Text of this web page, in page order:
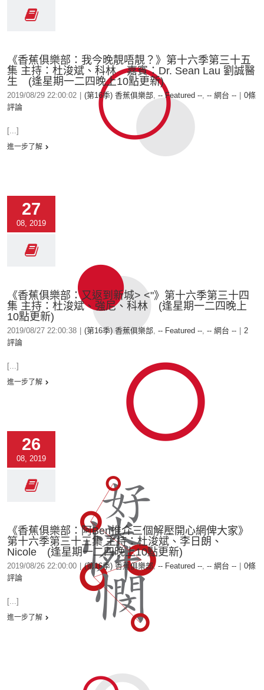
《香蕉俱樂部：我今晚靚唔靚？》第十六季第三十五
集 主持：杜浚斌、科林 嘉賓：Dr. Sean Lau 劉誠醫
生 (逢星期一二四晚上10點更新)
2019/08/29 22:00:02 (第16季) 香蕉俱樂部, -- Featured --, -- 網台 --
0條
評論
[...]
進一步了解
27
08, 2019
《香蕉俱樂部：又返到新城> <"》第十六季第三十四
集 主持：杜浚斌、強尼、科林 (逢星期一二四晚上
10點更新)
2019/08/27 22:00:38 (第16季) 香蕉俱樂部, -- Featured --, -- 網台 --
2
評論
[...]
進一步了解
26
08, 2019
《香蕉俱樂部：阿Ben推介三個解壓開心網俾大家》
第十六季第三十三集 主持：杜浚斌、李日朗、
Nicole (逢星期一二四晚上10點更新)
2019/08/26 22:00:00 (第16季) 香蕉俱樂部, -- Featured --, -- 網台 --
0條
評論
[...]
進一步了解